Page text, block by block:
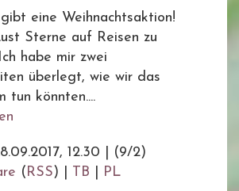
gibt eine Weihnachtsaktion!
Sterne auf Reisen zu
habe mir zwei
überlegt, wie wir das
tun könnten....
12.30
(9/2)
( RSS) | TB PL